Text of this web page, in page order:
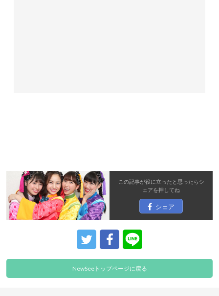
この記事が役に立ったと思ったらシ
ェアを押してね
シェア
NewSeeトップページに戻る